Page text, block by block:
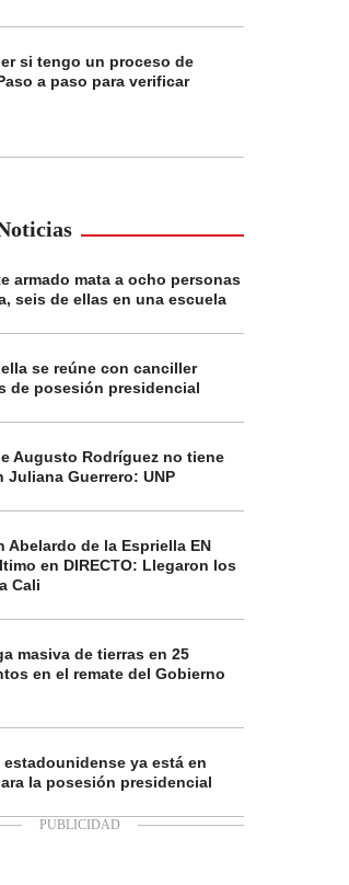
si tengo un proceso de
a paso para verificar
armado mata a ocho personas
seis de ellas en una escuela
se reúne con canciller
de posesión presidencial
Augusto Rodríguez no tiene
Juliana Guerrero: UNP
Abelardo de la Espriella EN
en DIRECTO: Llegaron los
Cali
masiva de tierras en 25
en el remate del Gobierno
estadounidense ya está en
la posesión presidencial